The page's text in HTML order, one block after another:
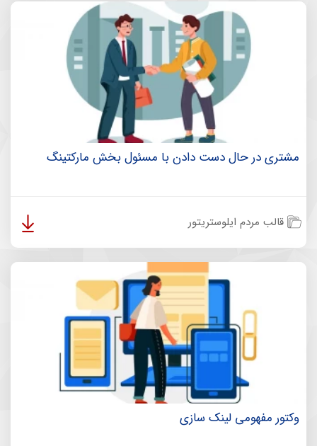
مشتری در حال دست دادن با مسئول بخش مارکتینگ
قالب مردم ایلوستریتور
وکتور مفهومی لینک سازی